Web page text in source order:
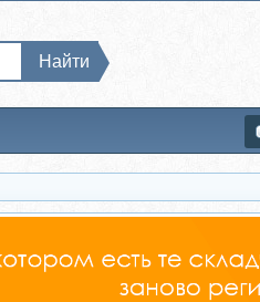
Найти